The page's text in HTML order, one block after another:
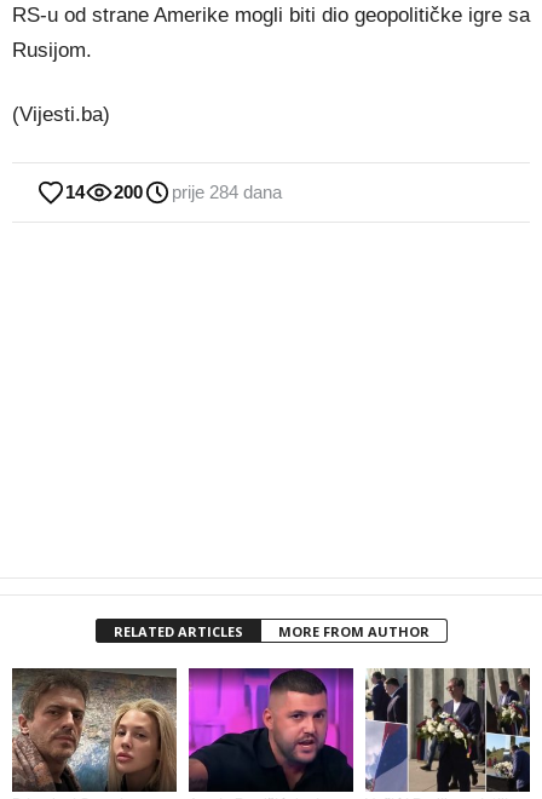
RS-u od strane Amerike mogli biti dio geopolitičke igre sa
Rusijom.
(Vijesti.ba)
14 200 prije 284 dana
RELATED ARTICLES MORE FROM AUTHOR